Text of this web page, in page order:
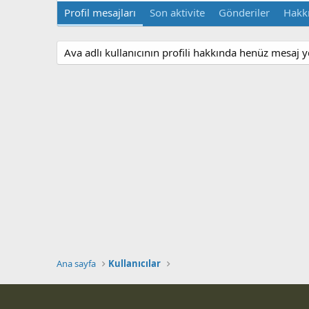
Profil mesajları Son aktivite Gönderiler
Ava adlı kullanıcının profili hakkında henüz mesaj
Ana sayfa Kullanıcılar